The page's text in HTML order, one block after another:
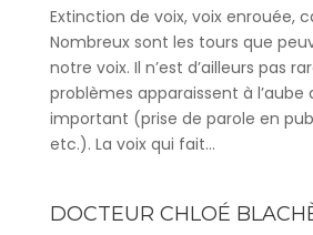
Extinction de voix, voix enrouée,
Nombreux sont les tours que
notre voix. Il n’est d’ailleurs pas
problèmes apparaissent à l’aube
important (prise de parole en
etc.). La voix qui fait...
DOCTEUR CHLOÉ